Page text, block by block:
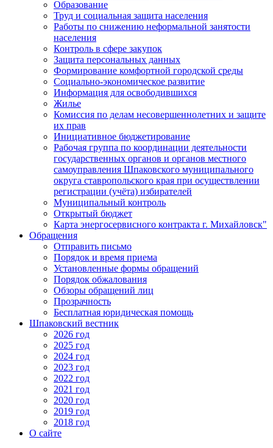
Образование
Труд и социальная защита населения
Работы по снижению неформальной занятости
населения
Контроль в сфере закупок
Защита персональных данных
Формирование комфортной городской среды
Социально-экономическое развитие
Информация для освободившихся
Жилье
Комиссия по делам несовершеннолетних и защите
их прав
Инициативное бюджетирование
Рабочая группа по координации деятельности
государственных органов и органов местного
самоуправления Шпаковского муниципального
округа ставропольского края при осуществлении
регистрации (учёта) избирателей
Муниципальный контроль
Открытый бюджет
Карта энергосервисного контракта г. Михайловск"
Обращения
Отправить письмо
Порядок и время приема
Установленные формы обращений
Порядок обжалования
Обзоры обращений лиц
Прозрачность
Бесплатная юридическая помощь
Шпаковский вестник
2026 год
2025 год
2024 год
2023 год
2022 год
2021 год
2020 год
2019 год
2018 год
О сайте